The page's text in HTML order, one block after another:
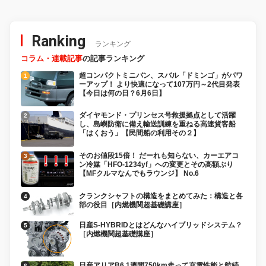
Ranking ランキング
コラム・連載記事の記事ランキング
超コンパクトミニバン、スバル「ドミンゴ」がパワ
ーアップ！ より快適になって107万円～2代目発表
【今日は何の日？6月6日】
ダイヤモンド・プリンセス号救援拠点として活躍
し、島嶼防衛に備え輸送訓練を重ねる高速貨客船
「はくおう」【民間船の利用その２】
そのお値段15倍！ だーれも知らない、カーエアコ
ン冷媒「HFO-1234yf」への変更とその高額ぶり
【MFクルマなんでもラウンジ】 No.6
クランクシャフトの構造をまとめてみた：構造と各
部の役目［内燃機関超基礎講座］
日産S-HYBRIDとはどんなハイブリッドシステム？
［内燃機関超基礎講座］